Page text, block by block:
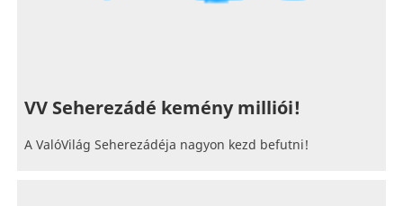
VV Seherezádé kemény milliói!
A ValóVilág Seherezádéja nagyon kezd befutni!